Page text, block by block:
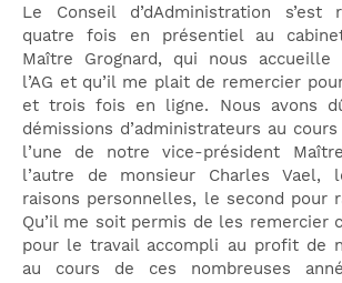
Le Conseil d’dAdministration
quatre fois en présentiel au
Maître Grognard, qui nous accueille
l’AG et qu’il me plait de remercier
et trois fois en ligne. Nous avons
démissions d’administrateurs au
l’une de notre vice-président
l’autre de monsieur Charles Vael,
raisons personnelles, le second pour
Qu’il me soit permis de les remercier
pour le travail accompli au profit de
au cours de ces nombreuses